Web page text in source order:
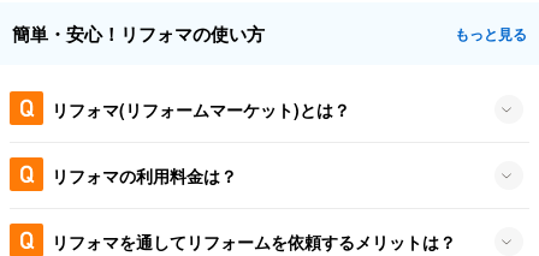
簡単・安心！リフォマの使い方 もっと見る
リフォマ(リフォームマーケット)とは？
リフォマの利用料金は？
リフォマを通してリフォームを依頼するメリットは？